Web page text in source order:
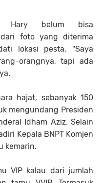
Hary belum bisa
dari foto yang diterima
lokasi pesta. "Saya
orangnya, tapi ada
hajat, sebanyak 150
mengundang Presiden
Idham Aziz. Selain
Kepala BNPT Komjen
kemarin.
VIP kalau dari jumlah